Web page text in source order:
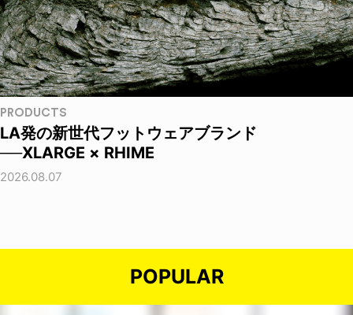
PRODUCTS
LA発の新世代フットウェアブランド
──XLARGE × RHIME
2026.08.07
POPULAR